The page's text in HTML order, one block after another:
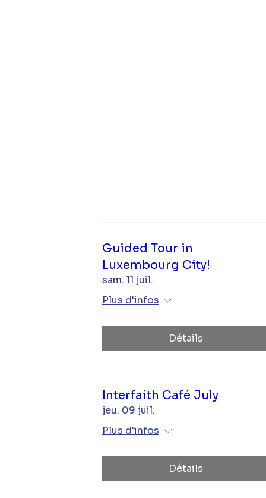
Guided Tour in
Luxembourg City!
sam. 11 juil.
Plus d'infos
Détails
Interfaith Café July
jeu. 09 juil.
Plus d'infos
Détails